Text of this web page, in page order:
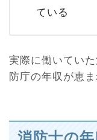
ている
実際に働いてい
防庁の年収が恵